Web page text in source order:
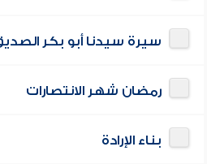
سيرة سيدنا أبو بكر
رمضان شهر الانتصارات
بناء الإرادة